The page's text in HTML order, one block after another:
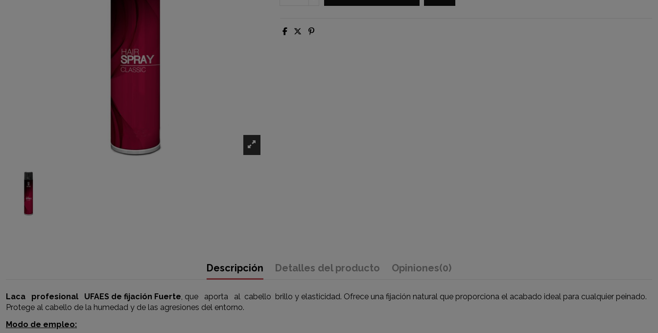
Descripción Detalles del producto Opiniones(0)
Laca profesional UFAES de fijación Fuerte, que aporta al cabello brillo y elasticidad. Ofrece una fijación natural que proporciona el acabado ideal para cualquier peinado.
Protege al cabello de la humedad y de las agresiones del entorno.
Modo de empleo: